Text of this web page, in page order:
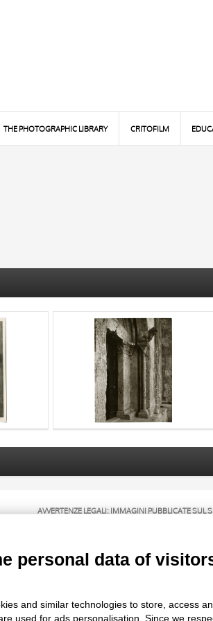
THE PHOTOGRAPHIC LIBRARY CRITOFILM
AVVERTENZE LEGALI: IMMAGINI PUBBLICATE SUL
d’autore, legge 22 aprile 1941 n. 633. I diritti
personal data of
and similar technologies to store, access
used for ads personalisation. Since we